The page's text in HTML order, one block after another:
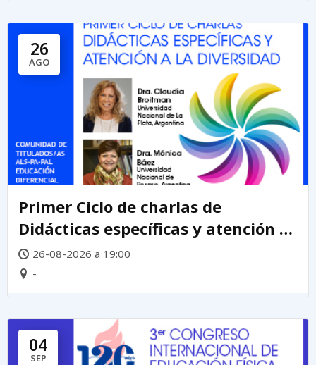
26
AGO
Primer Ciclo de charlas de
Didácticas específicas y atención a
la diversidad
26-08-2026 a 19:00
-
04
SEP